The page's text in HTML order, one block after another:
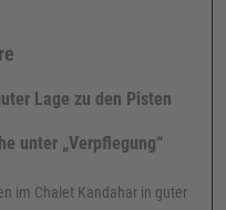
Lage zu den Pisten
unter „Verpflegung“
im Chalet Kandahar in guter